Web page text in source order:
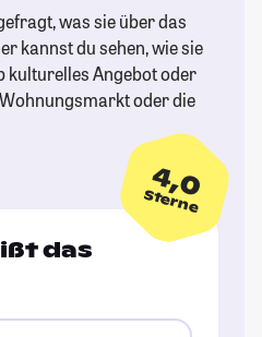
was sie über das
kannst du sehen, wie sie
kulturelles Angebot oder
oder die
4,0
Sterne
das